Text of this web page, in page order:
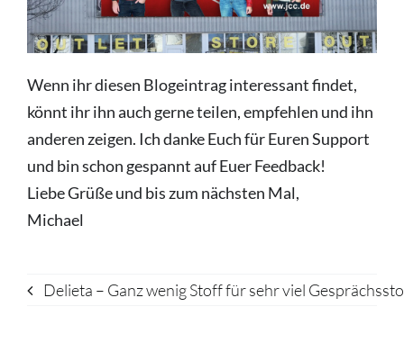
Wenn ihr diesen Blogeintrag interessant findet,
könnt ihr ihn auch gerne teilen, empfehlen und ihn
anderen zeigen. Ich danke Euch für Euren Support
und bin schon gespannt auf Euer Feedback!
Liebe Grüße und bis zum nächsten Mal,
Michael
Delieta – Ganz wenig Stoff für sehr viel